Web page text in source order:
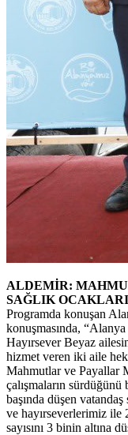
ALDEMİR:
SAĞLIK
Programda konuşan
konuşmasında,
Hayırsever Beyaz
hizmet veren iki aile
Mahmutlar ve Payallar
çalışmaların
başında düşen
ve hayırseverlerimiz ile
sayısını 3 binin altına